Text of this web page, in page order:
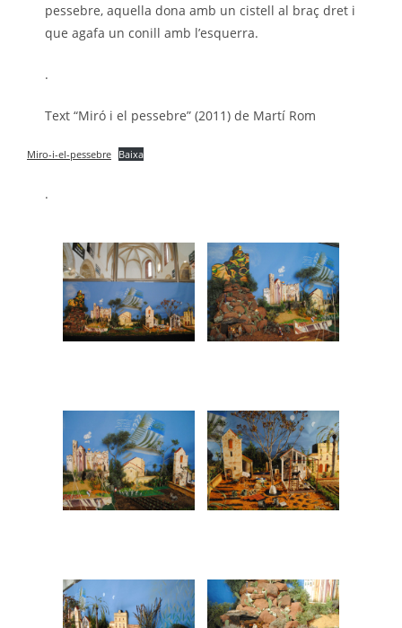
pessebre, aquella dona amb un cistell al braç dret i
que agafa un conill amb l’esquerra.
.
Text “Miró i el pessebre” (2011) de Martí Rom
Miro-i-el-pessebre Baixa
.